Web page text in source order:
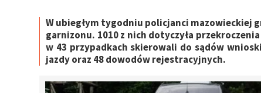
W ubiegłym tygodniu policjanci mazowieckiej
garnizonu. 1010 z nich dotyczyła
w 43 przypadkach skierowali do sądów
jazdy oraz 48 dowodów rejestracyjnych.